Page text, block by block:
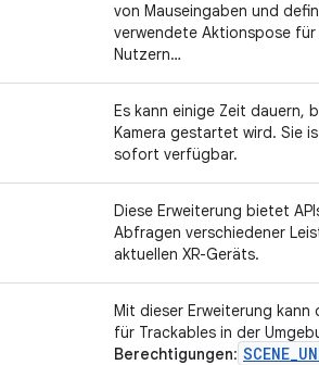
von Mauseingaben und
verwendete Aktionspose
Nutzern…
Es kann einige Zeit dauern,
Kamera gestartet wird. Sie
sofort verfügbar.
Diese Erweiterung bietet
Abfragen verschiedener
aktuellen XR-Geräts.
Mit dieser Erweiterung kann
für Trackables in der
Berechtigungen: